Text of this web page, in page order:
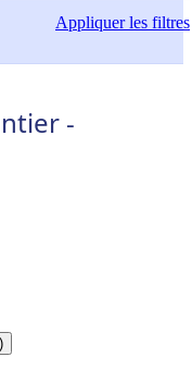
Appliquerles filtres
-